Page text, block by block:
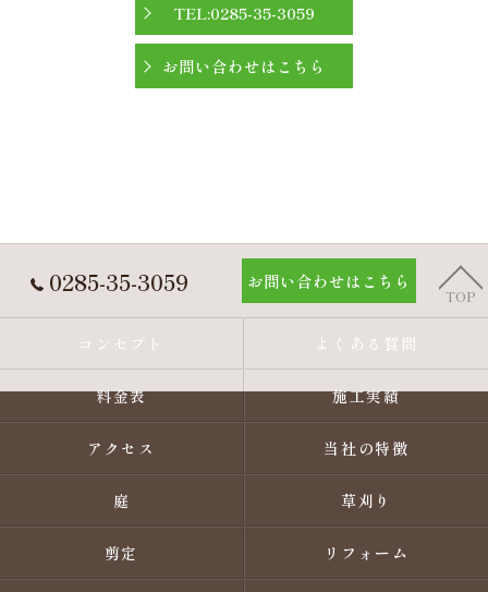
TEL:0285-35-3059
お問い合わせはこちら
0285-35-3059 お問い合わせはこちら
TOP
コンセプト よくある質問
料金表 施工実績
アクセス 当社の特徴
庭 草刈り
剪定 リフォーム